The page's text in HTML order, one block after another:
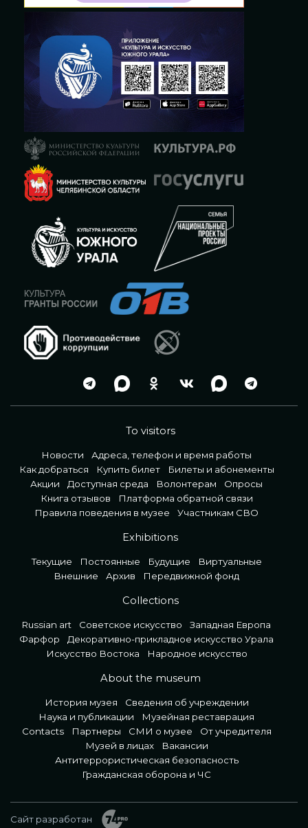
To visitors
Новости
Адреса, телефон и время работы
Как добраться
Купить билет
Билеты и абонементы
Акции
Доступная среда Волонтерам
Опросы
Книга отзывов
Платформа обратной связи
Правила поведения в музее
Участникам СВО
Exhibitions
Текущие Постоянные Будущие
Виртуальные
Внешние
Архив Передвижной фонд
Collections
Russian art Советское искусство
Западная Европа
Фарфор
Декоративно-прикладное искусство Урала
Искусство Востока
Народное искусство
About the museum
История музея
Сведения об учреждении
Наука и публикации
Музейная реставрация
Contacts
Партнеры СМИ о музее
От учредителя
Музей в лицах
Вакансии
Антитеррористическая безопасность
Гражданская оборона и ЧС
Сайт разработан